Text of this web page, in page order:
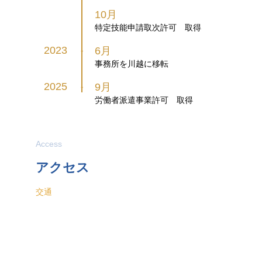
10月
特定技能申請取次許可 取得
2023 ● 6月
事務所を川越に移転
2025 ● 9月
労働者派遣事業許可 取得
Access
アクセス
交通